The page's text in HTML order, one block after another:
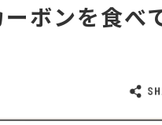
ボンを食べ